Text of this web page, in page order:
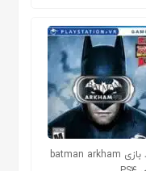
دانلود بازی batman arkham